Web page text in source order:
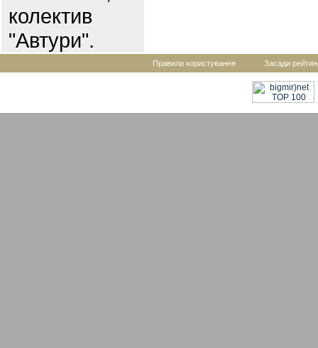
колектив
"Автури".
Правила користування Засади